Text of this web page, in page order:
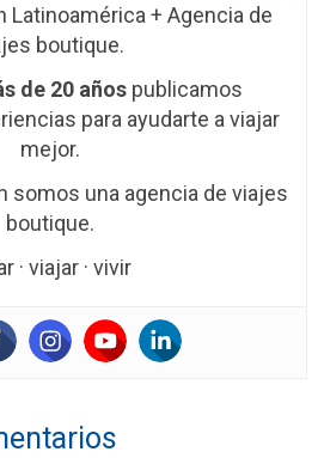
Latinoamérica + Agencia de
boutique.
de 20 años publicamos
para ayudarte a viajar
mejor.
somos una agencia de viajes
boutique.
· viajar · vivir